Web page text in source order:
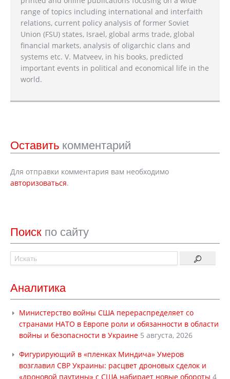
range of topics including international and interfaith
relations, current policy analysis of former Soviet
Union (FSU) states, Israel, global arms trade, global
financial markets, analysis of oligarchic clans and
systems etc. V. Matveev, in his books, predicted
important events in political and economical life in the
world.
Оставить комментарий
Для отправки комментария вам необходимо
авторизоваться.
Поиск по сайту
Аналитика
Министерство войны США перераспределяет со
странами НАТО в Европе роли и обязанности в области
войны и безопасности в Украине 5 августа, 2026
Фигурирующий в «пленках Миндича» Умеров
возглавил СВР Украины: расцвет дроновых сделок и
«дроновой паутины» с США набирает новые обороты 4